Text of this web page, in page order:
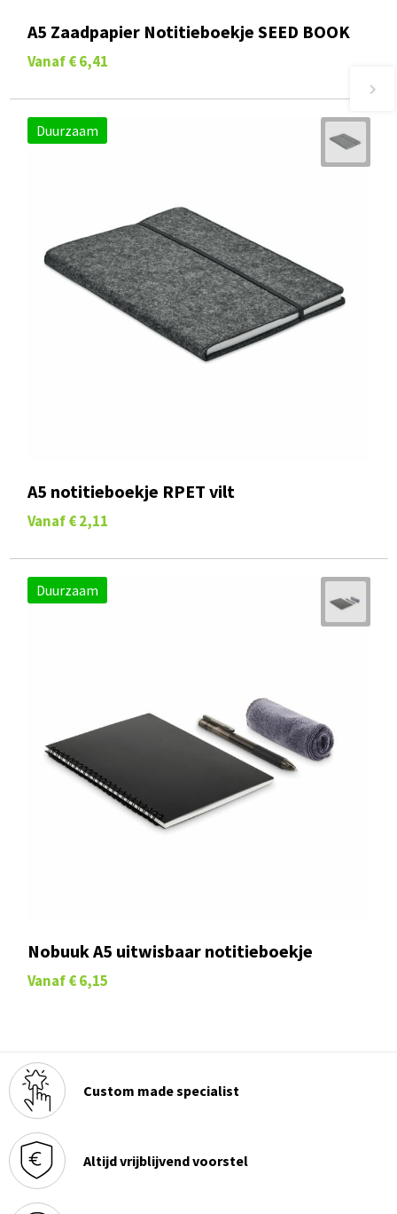
A5 Zaadpapier Notitieboekje SEED BOOK
Vanaf € 6,41
Duurzaam
A5 notitieboekje RPET vilt
Vanaf € 2,11
Duurzaam
Nobuuk A5 uitwisbaar notitieboekje
Vanaf € 6,15
Custom made specialist
Altijd vrijblijvend voorstel